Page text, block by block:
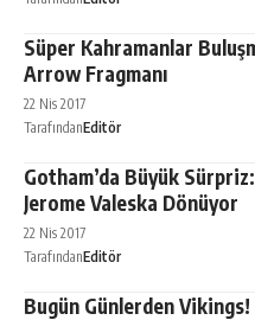
Süper Kahramanlar
Arrow Fragmanı
22 Nis 2017
TarafındanEditör
Gotham’da Büyük Sürpriz:
Jerome Valeska Dönüyor
22 Nis 2017
TarafındanEditör
Bugün Günlerden Vikings!